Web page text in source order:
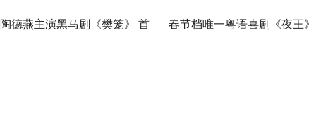
陶德燕主演黑马剧《樊笼》 首 春节档唯一粤语喜剧《夜王》